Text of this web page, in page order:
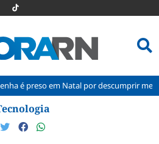
Natal por descumprir medida protetiva